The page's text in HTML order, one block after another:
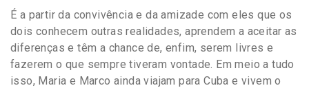
É a partir da convivência e da amizade com eles que os
dois conhecem outras realidades, aprendem a aceitar as
diferenças e têm a chance de, enfim, serem livres e
fazerem o que sempre tiveram vontade. Em meio a tudo
isso, Maria e Marco ainda viajam para Cuba e vivem o